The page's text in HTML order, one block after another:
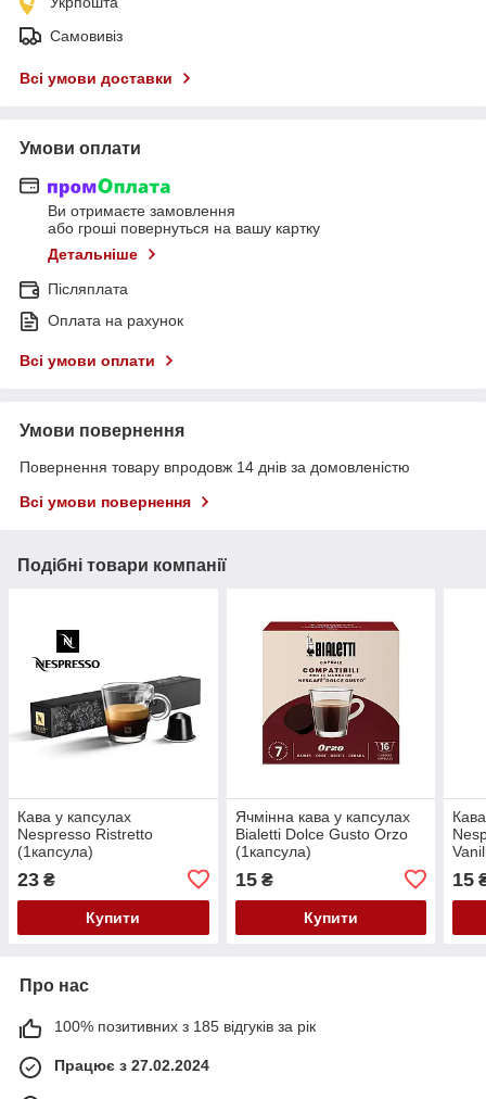
Самовивіз
Всі умови доставки
Умови оплати
Ви отримаєте замовлення
або гроші повернуться на вашу картку
Детальніше
Післяплата
Оплата на рахунок
Всі умови оплати
Умови повернення
Повернення товару впродовж 14 днів за домовленістю
Всі умови повернення
Подібні товари компанії
Кава у капсулах
Nespresso Ristretto
(1капсула)
23 ₴
Купити
Ячмінна кава у капсулах
Bialetti Dolce Gusto Orzo
(1капсула)
15₴
Купити
15
Про нас
100% позитивних з 185 відгуків за рік
Працює з 27.02.2024